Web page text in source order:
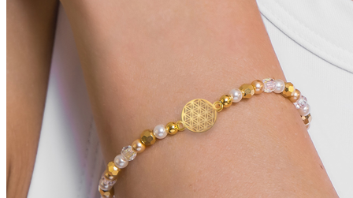
Popis
Ďalšie informácie
Náramok Amalia kvet života
bielo zlatý